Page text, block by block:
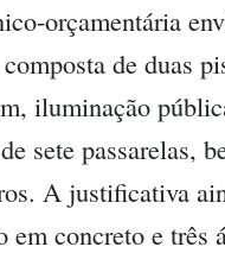
orçamentária
de duas
iluminação
sete passarelas,
A justificativa
concreto e três